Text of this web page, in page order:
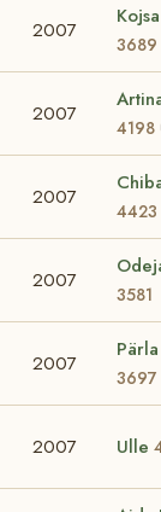
2007
3689
2007
4198
2007
4423
2007
3581
2007
Pärla
3697
2007 Ulle